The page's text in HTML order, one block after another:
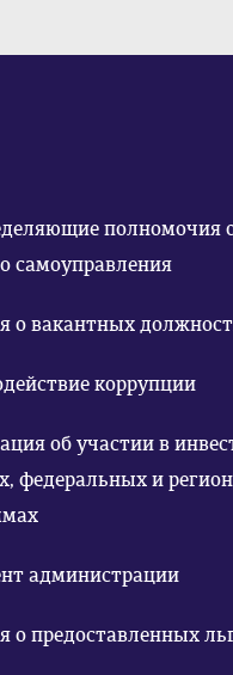
полномочия
самоуправления
о вакантных
коррупции
об участии в
федеральных и
администрации
о предоставленных